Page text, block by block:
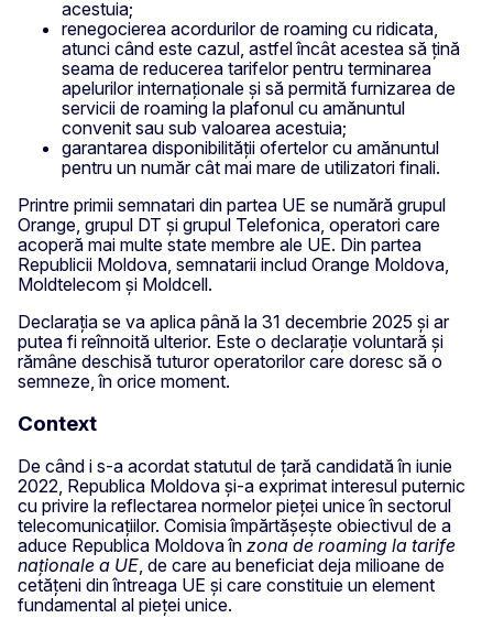
acestuia;
renegocierea acordurilor de roaming cu ridicata,
atunci când este cazul, astfel încât acestea să țină
seama de reducerea tarifelor pentru terminarea
apelurilor internaționale și să permită furnizarea de
servicii de roaming la plafonul cu amănuntul
convenit sau sub valoarea acestuia;
garantarea disponibilității ofertelor cu amănuntul
pentru un număr cât mai mare de utilizatori finali.
Printre primii semnatari din partea UE se numără grupul
Orange, grupul DT și grupul Telefonica, operatori care
acoperă mai multe state membre ale UE. Din partea
Republicii Moldova, semnatarii includ Orange Moldova,
Moldtelecom și Moldcell.
Declarația se va aplica până la 31 decembrie 2025 și ar
putea fi reînnoită ulterior. Este o declarație voluntară și
rămâne deschisă tuturor operatorilor care doresc să o
semneze, în orice moment.
Context
De când i s-a acordat statutul de țară candidată în iunie
2022, Republica Moldova și-a exprimat interesul puternic
cu privire la reflectarea normelor pieței unice în sectorul
telecomunicațiilor. Comisia împărtășește obiectivul de a
aduce Republica Moldova în zona de roaming la tarife
naționale a UE , de care au beneficiat deja milioane de
cetățeni din întreaga UE și care constituie un element
fundamental al pieței unice.